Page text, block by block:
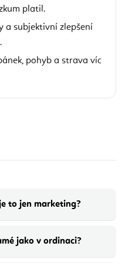
platil.
a subjektivní zlepšení
pohyb a strava víc
to jen marketing?
jako v ordinaci?